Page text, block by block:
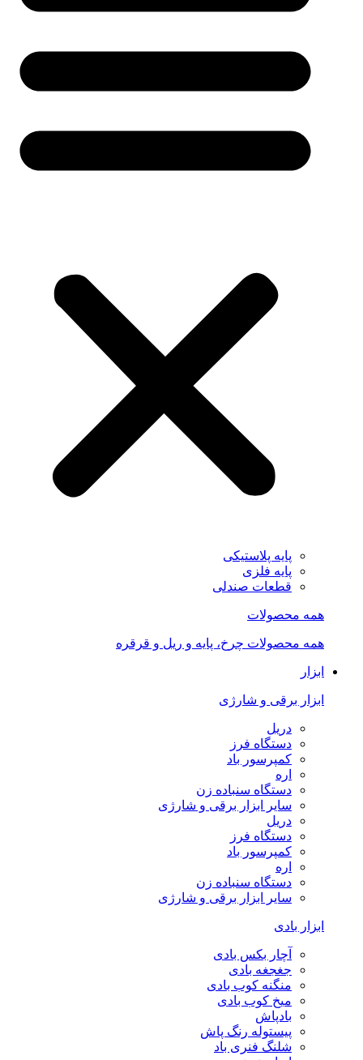
پایه پلاستیکی
پایه فلزی
قطعات صندلی
همه محصولات
همه محصولات چرخ، پایه و ریل و قرقره
ابزار
ابزار برقی و شارژی
دریل
دستگاه فرز
کمپرسور باد
اره
دستگاه سنباده زن
سایر ابزار برقی و شارژی
دریل
دستگاه فرز
کمپرسور باد
اره
دستگاه سنباده زن
سایر ابزار برقی و شارژی
ابزار بادی
آچار بکس بادی
جغجغه بادی
منگنه کوب بادی
میخ کوب بادی
بادپاش
پیستوله رنگ پاش
شلنگ فنری باد